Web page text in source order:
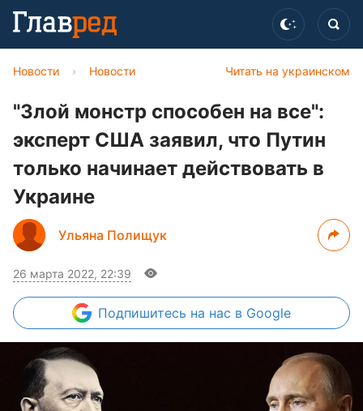
Читать на украинском
Новости › Новости
"Злой монстр способен на все":
эксперт США заявил, что Путин
только начинает действовать в
Украине
Ульяна Полищук
26 марта 2022, 22:39
Подпишитесь на нас в Google